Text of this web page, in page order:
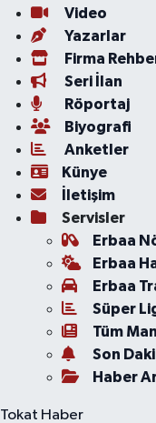
Video
Yazarlar
Firma
Seri İlan
Röportaj
Biyografi
Anketler
Künye
İletişim
Servisler
Erbaa
Erbaa
Erbaa
Süper
Tüm
Son
Haber
Tokat Haber